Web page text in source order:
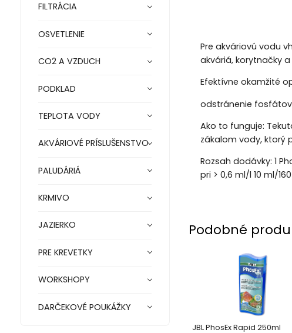
FILTRÁCIA
OSVETLENIE
CO2 A VZDUCH
PODKLAD
TEPLOTA VODY
AKVÁRIOVÉ PRÍSLUŠENSTVO
PALUDÁRIÁ
KRMIVO
JAZIERKO
PRE KREVETKY
WORKSHOPY
DARČEKOVÉ POUKÁŽKY
Pre akváriovú vodu
akváriá, korytnačky
Efektívne okamžité
odstránenie
Ako to funguje:
zákalom vody, ktorý
Rozsah dodávky: 1
pri > 0,6 ml/l 10 ml/
Podobné
JBL PhosEx Rapid 250ml